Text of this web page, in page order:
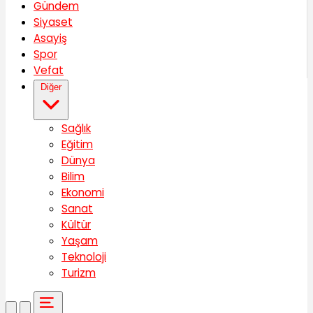
Gündem
Siyaset
Asayiş
Spor
Vefat
Diğer
Sağlık
Eğitim
Dünya
Bilim
Ekonomi
Sanat
Kültür
Yaşam
Teknoloji
Turizm